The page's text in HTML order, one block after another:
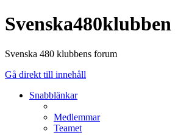
Svenska480klubben
Svenska 480 klubbens forum
Gå direkt till innehåll
Snabblänkar
Medlemmar
Teamet